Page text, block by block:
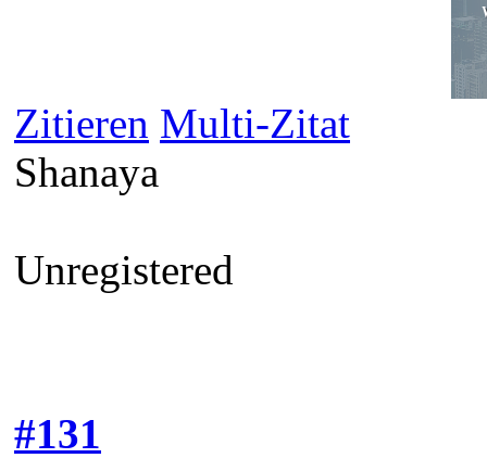
Zitieren Multi-Zitat
Shanaya
Unregistered
#131